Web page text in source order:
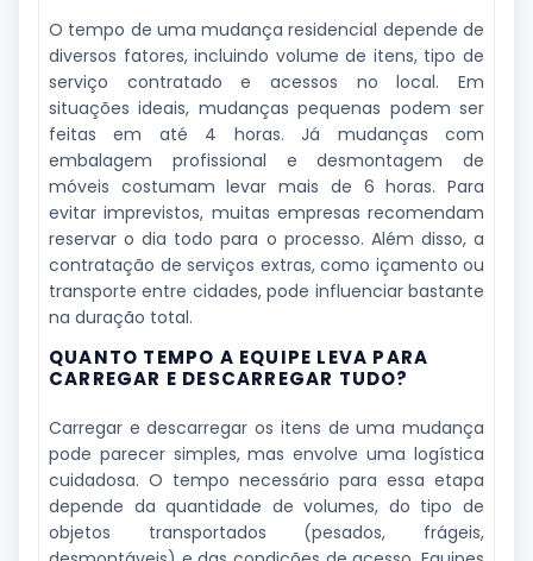
O tempo de uma mudança residencial depende de
diversos fatores, incluindo volume de itens, tipo de
serviço contratado e acessos no local. Em
situações ideais, mudanças pequenas podem ser
feitas em até 4 horas. Já mudanças com
embalagem profissional e desmontagem de
móveis costumam levar mais de 6 horas. Para
evitar imprevistos, muitas empresas recomendam
reservar o dia todo para o processo. Além disso, a
contratação de serviços extras, como içamento ou
transporte entre cidades, pode influenciar bastante
na duração total.
QUANTO TEMPO A EQUIPE LEVA PARA
CARREGAR E DESCARREGAR TUDO?
Carregar e descarregar os itens de uma mudança
pode parecer simples, mas envolve uma logística
cuidadosa. O tempo necessário para essa etapa
depende da quantidade de volumes, do tipo de
objetos transportados (pesados, frágeis,